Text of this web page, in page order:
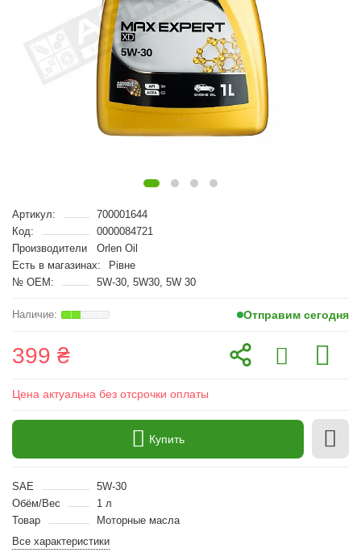
Артикул:
700001644
Код:
0000084721
Производители
Orlen Oil
Есть в магазинах:
Рівне
№ OEM:
5W-30, 5W30, 5W 30
Отправим сегодня
399 ₴
Цена актуальна без отсрочки оплаты
Купить
SAE
5W-30
Обём/Вес
1 л
Товар
Моторные масла
Все характеристики